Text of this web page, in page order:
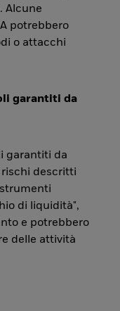
Alcune
potrebbero
o attacchi
garantiti da
garantiti da
descritti
di liquidità",
e potrebbero
delle attività